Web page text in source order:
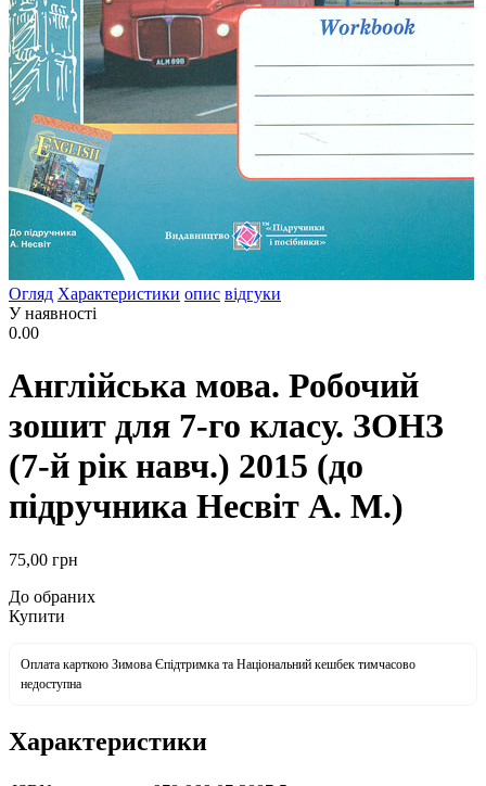
Огляд Характеристики опис відгуки
У наявності
0.00
Англійська мова. Робочий
зошит для 7-го класу. ЗОНЗ
(7-й рік навч.) 2015 (до
підручника Несвіт А. М.)
75,00 грн
До обраних
Купити
Оплата карткою Зимова Єпідтримка та Національний кешбек тимчасово
недоступна
Характеристики